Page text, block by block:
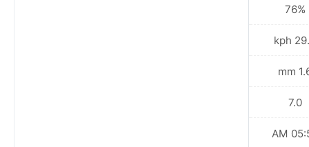
76%
29.9
1.6
7.0